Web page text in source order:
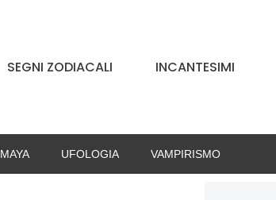
SEGNI ZODIACALI INCANTESIMI
MAYA UFOLOGIA VAMPIRISMO